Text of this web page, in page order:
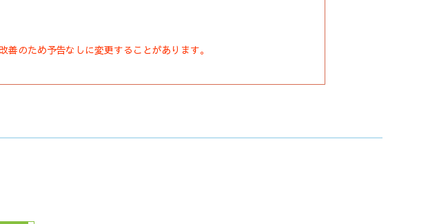
のため予告なしに変更することがあります。